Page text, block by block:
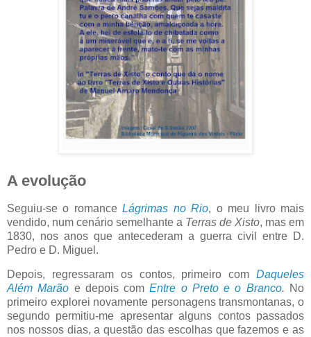
A evolução
Seguiu-se o romanceLágrimas no Rio, o meu livro mais
vendido, num cenário semelhante a Terras de Xisto, mas em
1830, nos anos que antecederam a guerra civil entre D.
Pedro e D. Miguel.
Depois, regressaram os contos, primeiro com Daqueles
Além Marão e depois comEntre o Preto e o Branco. No
primeiro explorei novamente personagens transmontanas, o
segundo permitiu-me apresentar alguns contos passados
nos nossos dias, a questão das escolhas que fazemos e as